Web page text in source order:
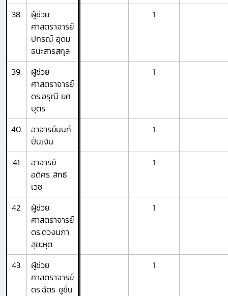
38.
ผู้ช่วย
ศาสตราจารย์
ปกรณ์ อุดม
ธนะสารสกุล
1
39.
ผู้ช่วย
ศาสตราจารย์
ดร.อรุณี ยศ
บุตร
1
40.
อาจารย์นนท์
ปิ่นเงิน
1
41.
อาจารย์
อดิศร สิทธิ
เวช
1
42.
ผู้ช่วย
ศาสตราจารย์
ดร.ดวงนภา
สุขะหุต
1
43.
ผู้ช่วย
ศาสตราจารย์
ดร.ฉัตร ชูชื่น
1